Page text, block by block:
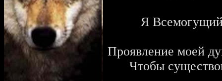
Я Всемогущий
Проявление моей
Чтобы